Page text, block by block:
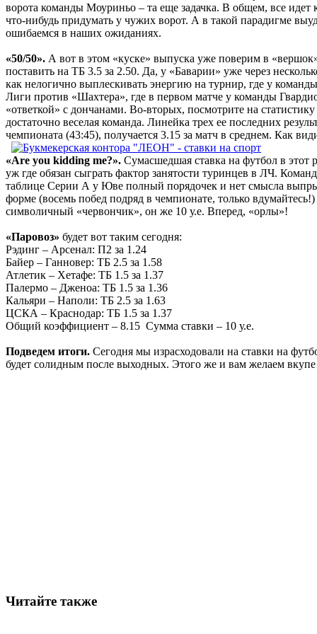
ворота команды Моуриньо – та еще задачка. В общем, все идет
что-нибудь придумать у чужих ворот. А в такой парадигме
ошибаемся в наших ожиданиях.
«50/50». А вот в этом «куске» выпуска уже поверим в
поставить на ТБ 3.5 за 2.50. Да, у «Баварии» уже через
как нелогично выплескивать энергию на турнир, где у
Лиги против «Шахтера», где в первом матче у команды
«ответкой» с дончанами. Во-вторых, посмотрите на
достаточно веселая команда. Линейка трех ее последних
чемпионата (43:45), получается 3.15 за матч в среднем. Как
«Are you kidding me?». Сумасшедшая ставка на футбол в этот
уж где обязан сыграть фактор занятости туринцев в ЛЧ.
таблице Серии А у Юве полный порядочек и нет смысла
форме (восемь побед подряд в чемпионате, только
символичный «червончик», он же 10 у.е. Вперед, «орлы»!
«Паровоз» будет вот таким сегодня:
Рэдинг – Арсенал: П2 за 1.24
Байер – Ганновер: ТБ 2.5 за 1.58
Атлетик – Хетафе: ТБ 1.5 за 1.37
Палермо – Дженоа: ТБ 1.5 за 1.36
Кальяри – Наполи: ТБ 2.5 за 1.63
ЦСКА – Краснодар: ТБ 1.5 за 1.37
Общий коэффициент – 8.15 Сумма ставки – 10 у.е.
Подведем итоги. Сегодня мы израсходовали на ставки на
будет солидным после выходных. Этого же и вам желаем
Читайте также